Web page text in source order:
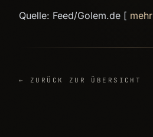
Quelle: Feed/Golem.de [ mehr
← ZURÜCK ZUR ÜBERSICHT